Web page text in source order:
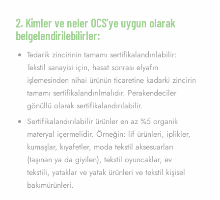
2. Kimler ve neler OCS’ye uygun olarak
belgelendirilebilirler:
Tedarik zincirinin tamamı sertifikalandırılabilir:
Tekstil sanayisi için, hasat sonrası elyafın
işlemesinden nihai ürünün ticaretine kadarki zincirin
tamamı sertifikalandırılmalıdır. Perakendeciler
gönüllü olarak sertifikalandırılabilir.
Sertifikalandırılabilir ürünler en az %5 organik
materyal içermelidir. Örneğin: lif ürünleri, iplikler,
kumaşlar, kıyafetler, moda tekstil aksesuarları
(taşınan ya da giyilen), tekstil oyuncaklar, ev
tekstili, yataklar ve yatak ürünleri ve tekstil kişisel
bakımürünleri.